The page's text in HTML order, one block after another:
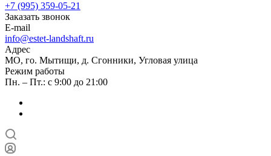
+7 (995) 359-05-21
Заказать звонок
E-mail
info@estet-landshaft.ru
Адрес
МО, го. Мытищи, д. Сгонники, Угловая улица
Режим работы
Пн. – Пт.: с 9:00 до 21:00